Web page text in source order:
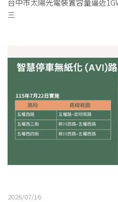
台中市太陽光電裝置容量逼近
三
2026/07/16